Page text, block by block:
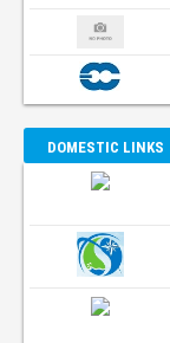
DOMESTIC LINKS